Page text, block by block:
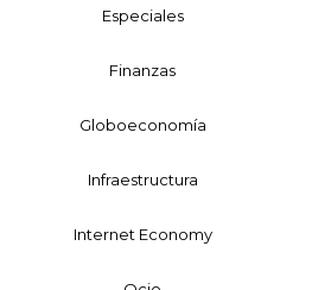
Especiales
Finanzas
Globoeconomía
Infraestructura
Internet Economy